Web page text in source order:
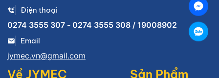
Điện thoại
0274 3555 307 - 0274 3555 308 / 19008902
Email
jymec.vn@gmail.com
Về JYMEC Sản Phẩm